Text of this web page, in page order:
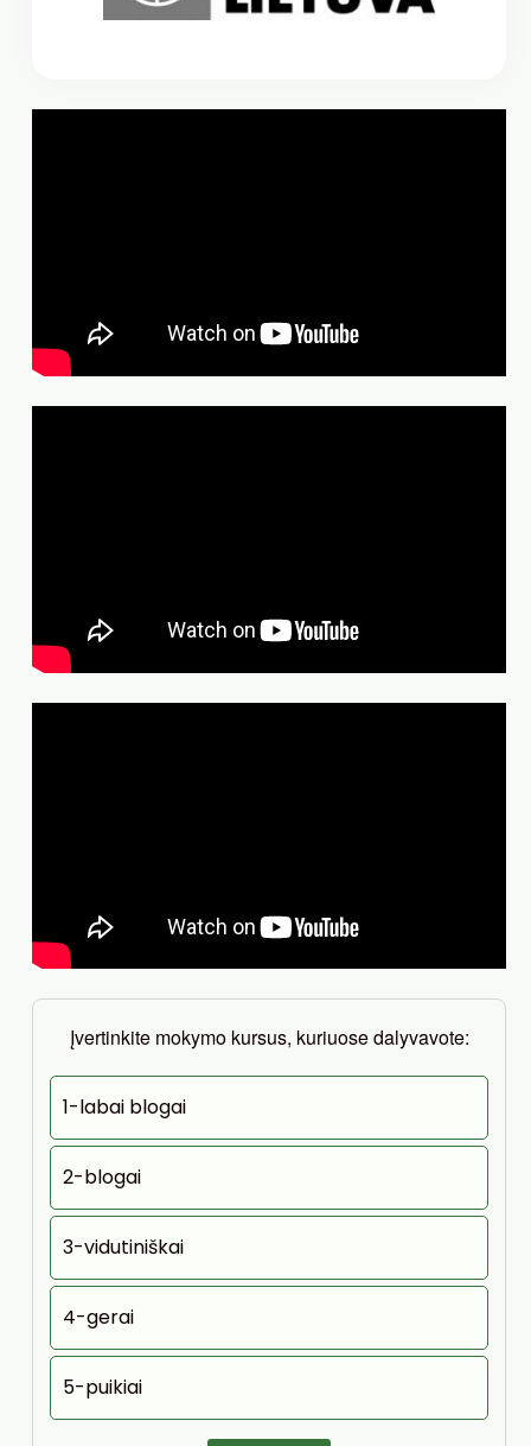
Įvertinkite mokymo kursus, kuriuose dalyvavote:
1-labai blogai
2-blogai
3-vidutiniškai
4-gerai
5-puikiai